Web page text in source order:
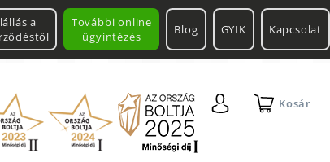
További online
ügyintézés
a
Blog GYIK Kapcsolat
Kosár